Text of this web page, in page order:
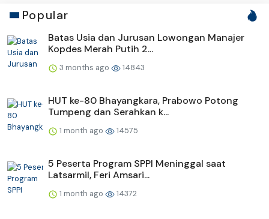
Popular
Batas Usia dan Jurusan Lowongan Manajer
Kopdes Merah Putih 2...
3 months ago 14843
HUT ke-80 Bhayangkara, Prabowo Potong
Tumpeng dan Serahkan k...
1 month ago 14575
5 Peserta Program SPPI Meninggal saat
Latsarmil, Feri Amsari...
1 month ago 14372